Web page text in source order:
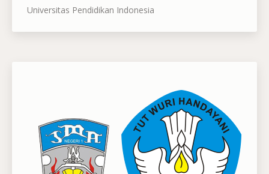
Universitas Pendidikan Indonesia